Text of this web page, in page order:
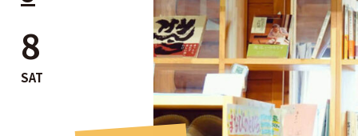
8
SAT